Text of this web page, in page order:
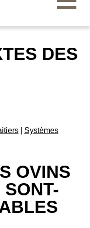
DES
Systèmes
OVINS